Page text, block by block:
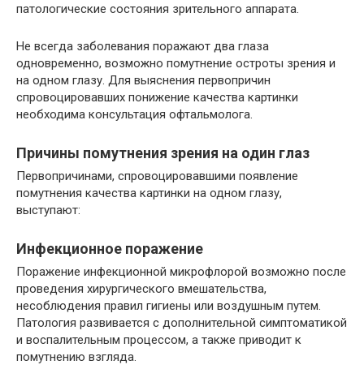
патологические состояния зрительного аппарата.
Не всегда заболевания поражают два глаза
одновременно, возможно помутнение остроты зрения и
на одном глазу. Для выяснения первопричин
спровоцировавших понижение качества картинки
необходима консультация офтальмолога.
Причины помутнения зрения на один глаз
Первопричинами, спровоцировавшими появление
помутнения качества картинки на одном глазу,
выступают:
Инфекционное поражение
Поражение инфекционной микрофлорой возможно после
проведения хирургического вмешательства,
несоблюдения правил гигиены или воздушным путем.
Патология развивается с дополнительной симптоматикой
и воспалительным процессом, а также приводит к
помутнению взгляда.